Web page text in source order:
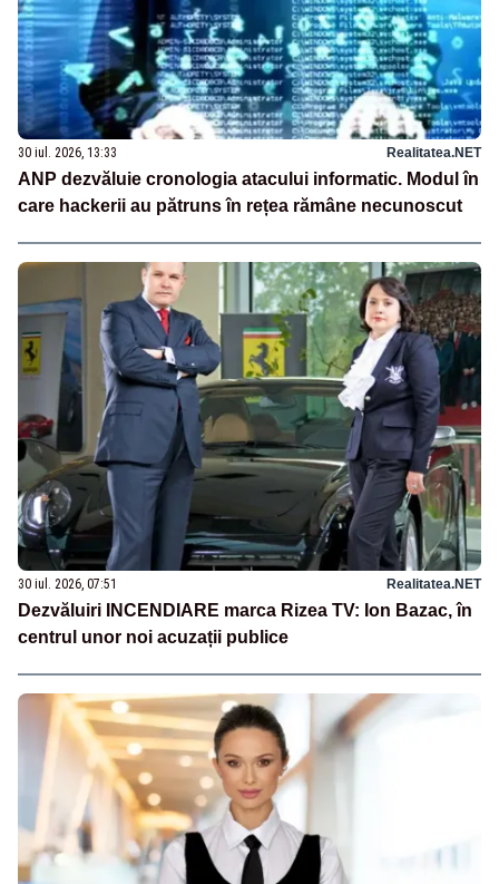
30 iul. 2026, 13:33 Realitatea.NET
ANP dezvăluie cronologia atacului informatic. Modul în
care hackerii au pătruns în rețea rămâne necunoscut
30 iul. 2026, 07:51 Realitatea.NET
Dezvăluiri INCENDIARE marca Rizea TV: Ion Bazac, în
centrul unor noi acuzații publice